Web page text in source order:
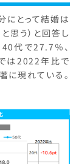
とって結婚は
思う）と回答し
代で27.7％、
は2022年比で
に現れている。